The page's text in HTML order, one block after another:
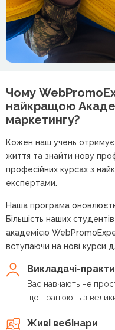
Чому
найкращою
маркетингу?
Кожен наш учень отримує
життя та знайти нову
професійних курсах з
експертами.
Наша програма
Більшість наших
академією
вступаючи на нові курси
Викладачі-
Вас навчають не
що працюють з
Живі вебінари